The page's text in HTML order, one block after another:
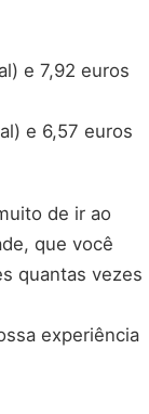
e 7,92 euros
e 6,57 euros
de ir ao
que você
quantas vezes
experiência